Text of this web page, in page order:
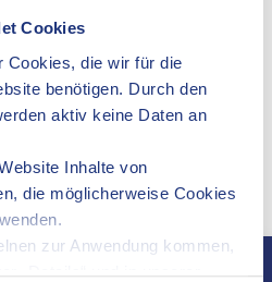
Cookies
Cookies, die wir für die
benötigen. Durch den
aktiv keine Daten an
Inhalte von
die möglicherweise Cookies
zur Anwendung kommen,
„Details“ und in unserer
der Wirtschaftsförderung in
und staatliche
Förderprogramme.
der Unternehmen vor Ort;
und Projekten im